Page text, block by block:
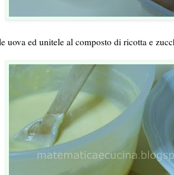
uova ed unitele al composto di ricotta e